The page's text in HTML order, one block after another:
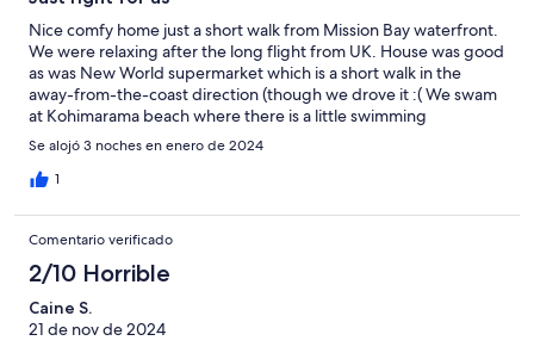
Nice comfy home just a short walk from Mission Bay waterfront.
We were relaxing after the long flight from UK. House was good
as was New World supermarket which is a short walk in the
away-from-the-coast direction (though we drove it :( We swam
at Kohimarama beach where there is a little swimming
community and some changing facilities. Bus from Mission Bay
was really easy along the coast to Britomart downtown then
ferry to Devonport was a nice trip. Buy bus ATHOP pass at Bay
Se alojó 3 noches en enero de 2024
1
Comentario verificado
2/10 Horrible
Caine S.
21 de nov de 2024